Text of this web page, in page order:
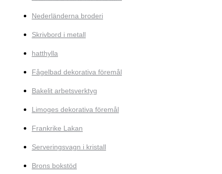
Nederländerna broderi
Skrivbord i metall
hatthylla
Fågelbad dekorativa föremål
Bakelit arbetsverktyg
Limoges dekorativa föremål
Frankrike Lakan
Serveringsvagn i kristall
Brons bokstöd